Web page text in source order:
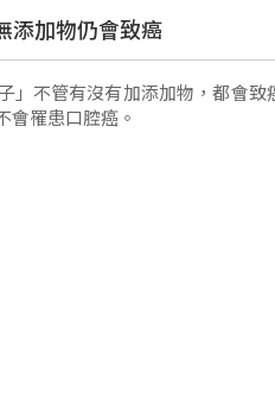
添加物仍會致癌
」不管有沒有加添加物，都會致
會罹患口腔癌。